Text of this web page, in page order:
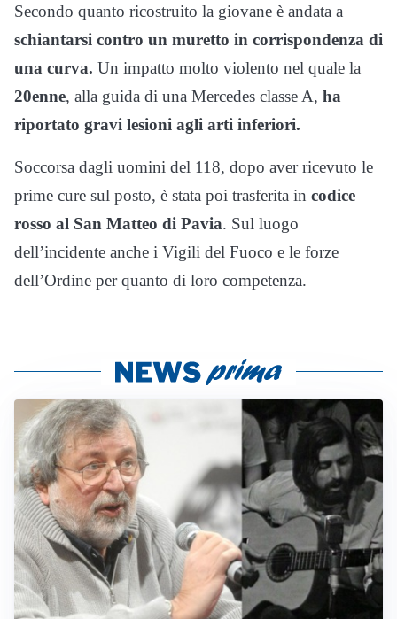
Secondo quanto ricostruito la giovane è andata a
schiantarsi contro un muretto in corrispondenza di
una curva. Un impatto molto violento nel quale la
20enne, alla guida di una Mercedes classe A, ha
riportato gravi lesioni agli arti inferiori.
Soccorsa dagli uomini del 118, dopo aver ricevuto le
prime cure sul posto, è stata poi trasferita in codice
rosso al San Matteo di Pavia. Sul luogo
dell’incidente anche i Vigili del Fuoco e le forze
dell’Ordine per quanto di loro competenza.